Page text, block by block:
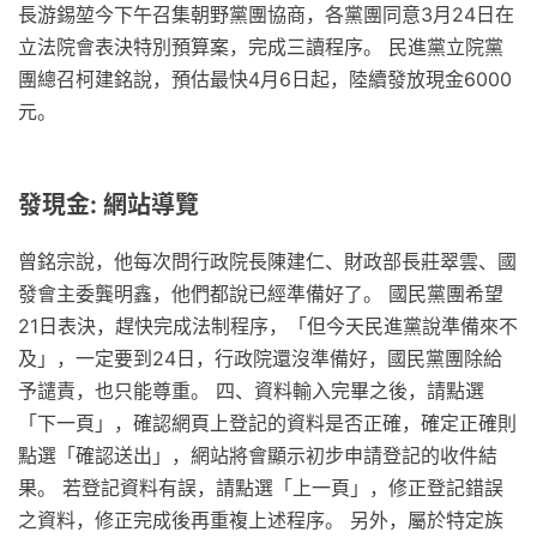
長游錫堃今下午召集朝野黨團協商，各黨團同意3月24日在
立法院會表決特別預算案，完成三讀程序。 民進黨立院黨
團總召柯建銘說，預估最快4月6日起，陸續發放現金6000
元。
發現金: 網站導覽
曾銘宗說，他每次問行政院長陳建仁、財政部長莊翠雲、國
發會主委龔明鑫，他們都說已經準備好了。 國民黨團希望
21日表決，趕快完成法制程序，「但今天民進黨說準備來不
及」，一定要到24日，行政院還沒準備好，國民黨團除給
予譴責，也只能尊重。 四、資料輸入完畢之後，請點選
「下一頁」，確認網頁上登記的資料是否正確，確定正確則
點選「確認送出」，網站將會顯示初步申請登記的收件結
果。 若登記資料有誤，請點選「上一頁」，修正登記錯誤
之資料，修正完成後再重複上述程序。 另外，屬於特定族